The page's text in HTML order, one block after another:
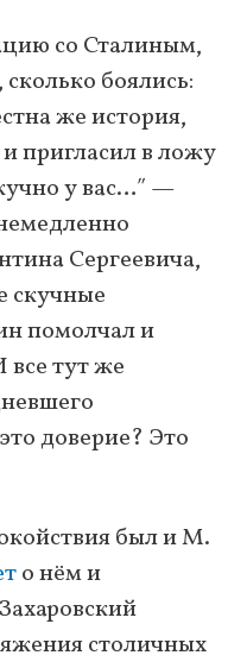
со Сталиным,
боялись:
же история,
пригласил в ложу
у вас…ʺ —
Сергеевича,
скучные
помолчал и
все тут же
доверие? Это
был и М.
о нём и
столичных